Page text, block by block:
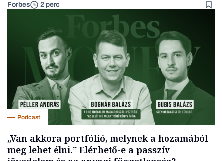
Forbes 2 perc
Podcast
„Van akkora portfólió, melynek a hozamából
meg lehet élni.” Elérhető-e a passzív